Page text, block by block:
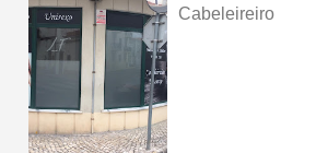
Cabeleireiro